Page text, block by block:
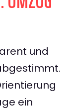
und
ein